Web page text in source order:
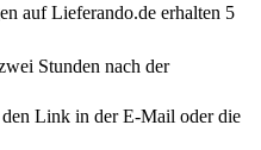
auf Lieferando.de erhalten 5
Stunden nach der
Link in der E-Mail oder die